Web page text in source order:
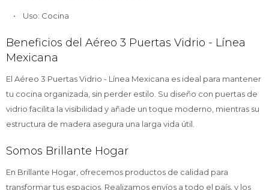
• Uso: Cocina
Beneficios del Aéreo 3 Puertas Vidrio - Línea
Mexicana
El Aéreo 3 Puertas Vidrio - Línea Mexicana es ideal para mantener
tu cocina organizada, sin perder estilo. Su diseño con puertas de
vidrio facilita la visibilidad y añade un toque moderno, mientras su
estructura de madera asegura una larga vida útil.
Somos Brillante Hogar
En Brillante Hogar, ofrecemos productos de calidad para
transformar tus espacios. Realizamos envíos a todo el país, y los